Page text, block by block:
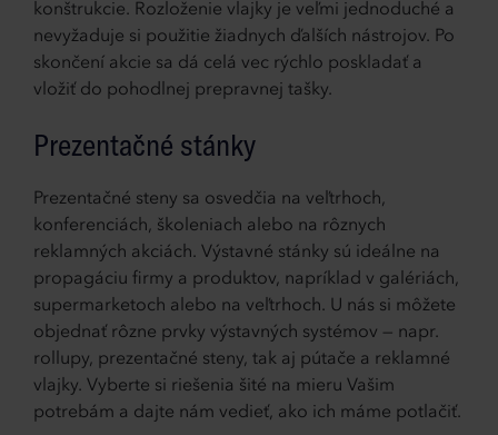
konštrukcie. Rozloženie vlajky je veľmi jednoduché a
nevyžaduje si použitie žiadnych ďalších nástrojov. Po
skončení akcie sa dá celá vec rýchlo poskladať a
vložiť do pohodlnej prepravnej tašky.
Prezentačné stánky
Prezentačné steny sa osvedčia na veľtrhoch,
konferenciách, školeniach alebo na rôznych
reklamných akciách. Výstavné stánky sú ideálne na
propagáciu firmy a produktov, napríklad v galériách,
supermarketoch alebo na veľtrhoch. U nás si môžete
objednať rôzne prvky výstavných systémov — napr.
rollupy, prezentačné steny, tak aj pútače a reklamné
vlajky. Vyberte si riešenia šité na mieru Vašim
potrebám a dajte nám vedieť, ako ich máme potlačiť.